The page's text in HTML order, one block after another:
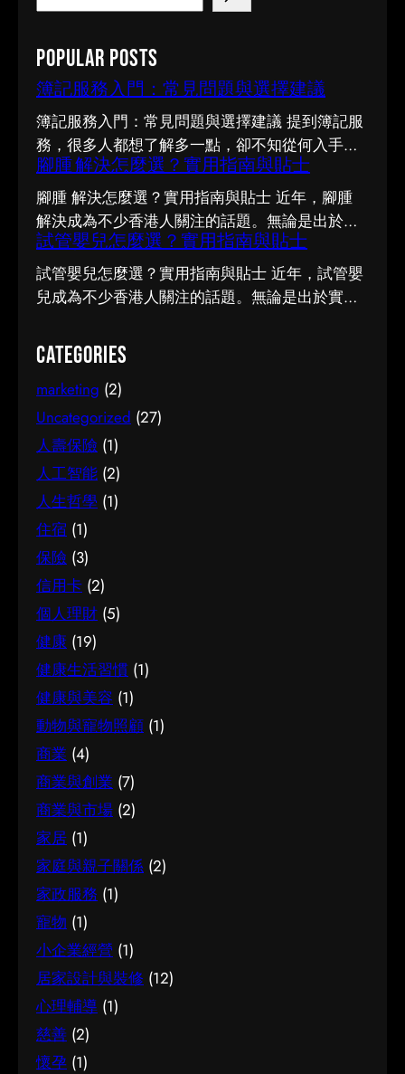
e
r
c
Popular Posts
簿記服務入門：常見問題與選擇建議
簿記服務入門：常見問題與選擇建議 提到簿記服
務，很多人都想了解多一點，卻不知從何入手。
市面上資訊繁多，真假難辨。以下整理了幾個值
得留意的重點，希望能幫助你更清晰地掌握簿記
服務的相關知識。 事前要留意甚麼 在做決定之
前，有幾點值得特別留意。首先，每個人的情況
不盡相同，適合別人的未必適合自己；其次，資
訊來源是否可靠同樣關鍵。如有任何疑問，諮詢
相關範疇的專業人士，往往能得到更貼合個人需
幫你少走冤枉路：先設定清晰的目標與預算、收
集足夠的資料再比較，以及保留彈性以應對變
化。把這些習慣養成，做選擇時自然更得心應
手。 因應需要選擇 不同的情境，對簿記服務的要
求也不一樣。先想清楚自己最常遇到的情況與優
先考量，再作選擇，就能避免買了用不上、或選
了不合適的尷尬，讓每一分付出都用得其所。 如
何選擇 在考慮簿記服務時，建議從自己的實際需
要出發，比較不同選擇的特點與條件，而非單看
價錢或表面資訊。多參考可靠來源、細閱詳情，
有助找到最切合需要的方案。想進一步了解相關
資訊，可以參考簿記服務，當中有更詳細的介
紹。 簿記服務是甚麼 要真正掌握簿記服務，第一
步是建立正確的基礎認知。很多誤解往往源於資
訊不足或一知半解，因此花點時間了解它的本質
與背景，是值得的投資。 它的重要性 認真了解簿
記服務的好處顯而易見：當你清楚自己面對的選
擇與條件，便更容易避開常見的陷阱，把時間與
資源花在真正合適的地方，這也是做足功課的價
值所在。 結語 說到底，面對簿記服務，最重要的
是保持理性、做足功課，並按自己的實際情況作
判斷。願這篇文章能成為你的實用參考，讓你在
選擇時更有信心。
腳腫 解決怎麼選？實用指南與貼士
腳腫 解決怎麼選？實用指南與貼士 近年，腳腫
解決成為不少香港人關注的話題。無論是出於實
際需要還是興趣，先對它有基本認識，都有助我
們作出更明智的決定。這篇文章會從不同角度，
和大家分享關於腳腫 解決的實用資訊。 它的重要
阱，把時間與資源花在真正合適的地方，這也是
做足功課的價值所在。 事前要留意甚麼 在做決定
之前，有幾點值得特別留意。首先，每個人的情
況不盡相同，適合別人的未必適合自己；其次，
資訊來源是否可靠同樣關鍵。如有任何疑問，諮
詢相關範疇的專業人士，往往能得到更貼合個人
需要的建議。 聰明選擇的方法 幾個簡單的方法，
能幫你少走冤枉路：先設定清晰的目標與預算、
收集足夠的資料再比較，以及保留彈性以應對變
化。把這些習慣養成，做選擇時自然更得心應
手。 因應需要選擇 不同的情境，對腳腫 解決的
要求也不一樣。先想清楚自己最常遇到的情況與
優先考量，再作選擇，就能避免買了用不上、或
選了不合適的尷尬，讓每一分付出都用得其所。
如何選擇 在考慮腳腫 解決時，建議從自己的實際
需要出發，比較不同選擇的特點與條件，而非單
看價錢或表面資訊。多參考可靠來源、細閱詳
情，有助找到最切合需要的方案。想進一步了解
相關資訊，可以參考腳腫 解決，當中有更詳細的
介紹。 腳腫 解決是甚麼 要真正掌握腳腫 解決，
第一步是建立正確的基礎認知。很多誤解往往源
於資訊不足或一知半解，因此花點時間了解它的
本質與背景，是值得的投資。 總結 總括而言，了
解腳腫 解決的關鍵在於掌握足夠資訊、認清自己
的需要，並在有需要時尋求專業意見。希望這篇
分享能為你提供有用的參考，助你作出安心又合
適的決定。
試管嬰兒怎麼選？實用指南與貼士
試管嬰兒怎麼選？實用指南與貼士 近年，試管嬰
兒成為不少香港人關注的話題。無論是出於實際
作出更明智的決定。這篇文章會從不同角度，和
大家分享關於試管嬰兒的實用資訊。 它的重要性
認真了解試管嬰兒的好處顯而易見：當你清楚自
己面對的選擇與條件，便更容易避開常見的陷
阱，把時間與資源花在真正合適的地方，這也是
做足功課的價值所在。 事前要留意甚麼 在做決定
之前，有幾點值得特別留意。首先，每個人的情
況不盡相同，適合別人的未必適合自己；其次，
資訊來源是否可靠同樣關鍵。如有任何疑問，諮
詢相關範疇的專業人士，往往能得到更貼合個人
需要的建議。 聰明選擇的方法 幾個簡單的方法，
能幫你少走冤枉路：先設定清晰的目標與預算、
收集足夠的資料再比較，以及保留彈性以應對變
化。把這些習慣養成，做選擇時自然更得心應
手。 因應需要選擇 不同的情境，對試管嬰兒的要
求也不一樣。先想清楚自己最常遇到的情況與優
先考量，再作選擇，就能避免買了用不上、或選
了不合適的尷尬，讓每一分付出都用得其所。 如
何選擇 在考慮試管嬰兒時，建議從自己的實際需
要出發，比較不同選擇的特點與條件，而非單看
價錢或表面資訊。多參考可靠來源、細閱詳情，
有助找到最切合需要的方案。想進一步了解相關
資訊，可以參考試管嬰兒，當中有更詳細的介
紹。 試管嬰兒是甚麼 要真正掌握試管嬰兒，第一
步是建立正確的基礎認知。很多誤解往往源於資
訊不足或一知半解，因此花點時間了解它的本質
與背景，是值得的投資。 總結 總括而言，了解試
管嬰兒的關鍵在於掌握足夠資訊、認清自己的需
要，並在有需要時尋求專業意見。希望這篇分享
能為你提供有用的參考，助你作出安心又合適的
決定。
Categories
marketing (2)
Uncategorized (27)
人壽保險 (1)
人工智能 (2)
人生哲學 (1)
住宿 (1)
保險 (3)
信用卡 (2)
個人理財 (5)
健康 (19)
健康生活習慣 (1)
健康與美容 (1)
動物與寵物照顧 (1)
商業 (4)
商業與創業 (7)
商業與市場 (2)
家居 (1)
家庭與親子關係 (2)
家政服務 (1)
寵物 (1)
小企業經營 (1)
居家設計與裝修 (12)
心理輔導 (1)
慈善 (2)
懷孕 (1)